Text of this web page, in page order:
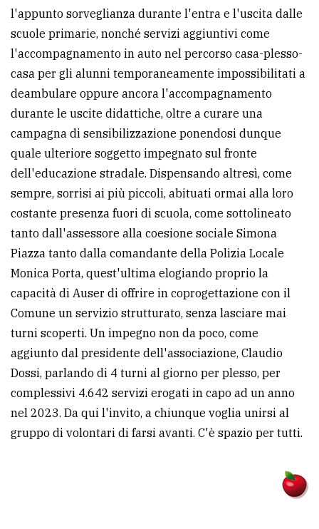
l'appunto sorveglianza durante l'entra e l'uscita dalle
scuole primarie, nonché servizi aggiuntivi come
l'accompagnamento in auto nel percorso casa-plesso-
casa per gli alunni temporaneamente impossibilitati a
deambulare oppure ancora l'accompagnamento
durante le uscite didattiche, oltre a curare una
campagna di sensibilizzazione ponendosi dunque
quale ulteriore soggetto impegnato sul fronte
dell'educazione stradale. Dispensando altresì, come
sempre, sorrisi ai più piccoli, abituati ormai alla loro
costante presenza fuori di scuola, come sottolineato
tanto dall'assessore alla coesione sociale Simona
Piazza tanto dalla comandante della Polizia Locale
Monica Porta, quest'ultima elogiando proprio la
capacità di Auser di offrire in coprogettazione con il
Comune un servizio strutturato, senza lasciare mai
turni scoperti. Un impegno non da poco, come
aggiunto dal presidente dell'associazione, Claudio
Dossi, parlando di 4 turni al giorno per plesso, per
complessivi 4.642 servizi erogati in capo ad un anno
nel 2023. Da qui l'invito, a chiunque voglia unirsi al
gruppo di volontari di farsi avanti. C'è spazio per tutti.